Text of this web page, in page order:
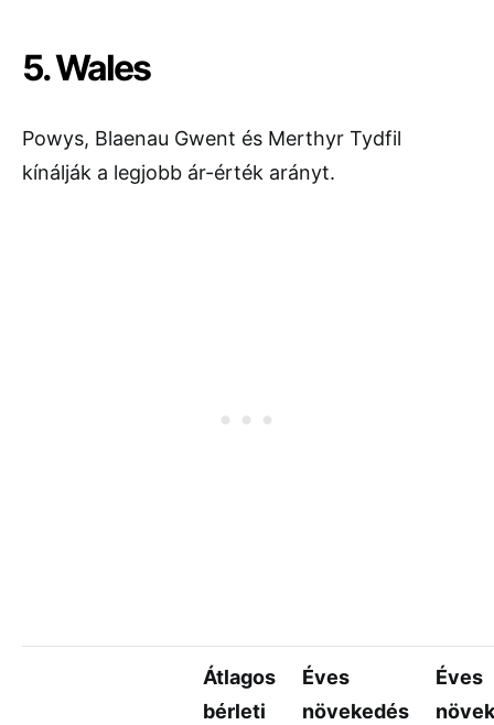
5. Wales
Powys, Blaenau Gwent és Merthyr Tydfil
kínálják a legjobb ár-érték arányt.
Átlagos
bérleti
Éves
növekedés
Éves